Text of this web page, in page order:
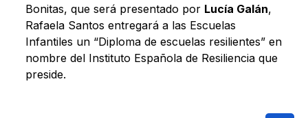
Bonitas, que será presentado por Lucía Galán,
Rafaela Santos entregará a las Escuelas
Infantiles un “Diploma de escuelas resilientes” en
nombre del Instituto Española de Resiliencia que
preside.